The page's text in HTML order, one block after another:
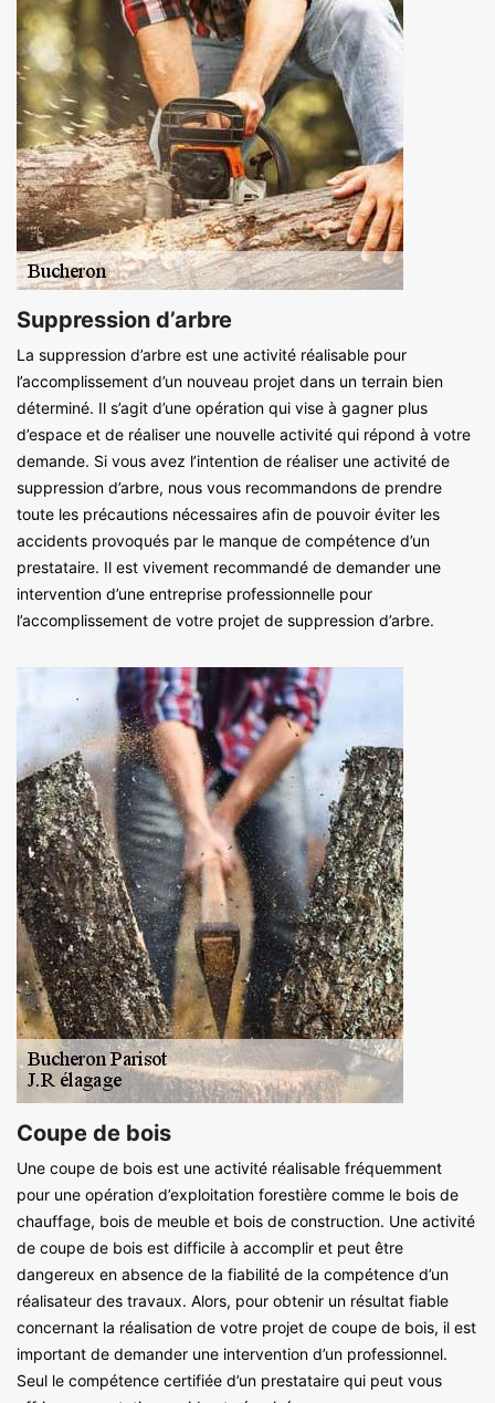
Suppression d’arbre
La suppression d’arbre est une activité réalisable pour
l’accomplissement d’un nouveau projet dans un terrain bien
déterminé. Il s’agit d’une opération qui vise à gagner plus
d’espace et de réaliser une nouvelle activité qui répond à votre
demande. Si vous avez l’intention de réaliser une activité de
suppression d’arbre, nous vous recommandons de prendre
toute les précautions nécessaires afin de pouvoir éviter les
accidents provoqués par le manque de compétence d’un
prestataire. Il est vivement recommandé de demander une
intervention d’une entreprise professionnelle pour
l’accomplissement de votre projet de suppression d’arbre.
Coupe de bois
Une coupe de bois est une activité réalisable fréquemment
pour une opération d’exploitation forestière comme le bois de
chauffage, bois de meuble et bois de construction. Une activité
de coupe de bois est difficile à accomplir et peut être
dangereux en absence de la fiabilité de la compétence d’un
réalisateur des travaux. Alors, pour obtenir un résultat fiable
concernant la réalisation de votre projet de coupe de bois, il est
important de demander une intervention d’un professionnel.
Seul le compétence certifiée d’un prestataire qui peut vous